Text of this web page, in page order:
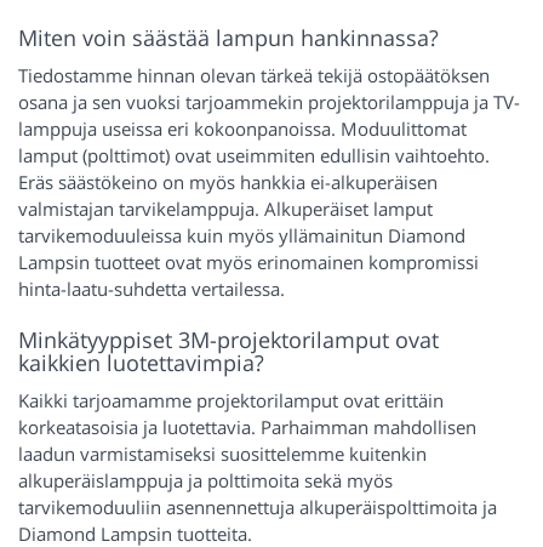
Miten voin säästää lampun hankinnassa?
Tiedostamme hinnan olevan tärkeä tekijä ostopäätöksen
osana ja sen vuoksi tarjoammekin projektorilamppuja ja TV-
lamppuja useissa eri kokoonpanoissa. Moduulittomat
lamput (polttimot) ovat useimmiten edullisin vaihtoehto.
Eräs säästökeino on myös hankkia ei-alkuperäisen
valmistajan tarvikelamppuja. Alkuperäiset lamput
tarvikemoduuleissa kuin myös yllämainitun Diamond
Lampsin tuotteet ovat myös erinomainen kompromissi
hinta-laatu-suhdetta vertailessa.
Minkätyyppiset 3M-projektorilamput ovat
kaikkien luotettavimpia?
Kaikki tarjoamamme projektorilamput ovat erittäin
korkeatasoisia ja luotettavia. Parhaimman mahdollisen
laadun varmistamiseksi suosittelemme kuitenkin
alkuperäislamppuja ja polttimoita sekä myös
tarvikemoduuliin asennennettuja alkuperäispolttimoita ja
Diamond Lampsin tuotteita.